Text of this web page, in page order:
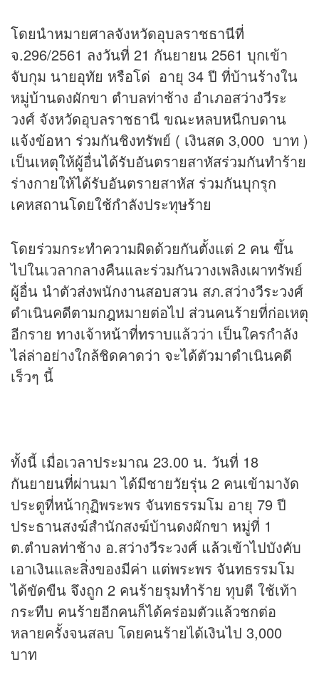
โดยนำหมายศาลจังหวัดอุบลราชธานีที่
จ.296/2561 ลงวันที่ 21 กันยายน 2561 บุกเข้า
จับกุม นายอุทัย หรือโด่ อายุ 34 ปี ที่บ้านร้างใน
หมู่บ้านดงผักขา ตำบลท่าช้าง อำเภอสว่างวีระ
วงศ์ จังหวัดอุบลราชธานี ขณะหลบหนีกบดาน
แจ้งข้อหา ร่วมกันชิงทรัพย์ ( เงินสด 3,000 บาท )
เป็นเหตุให้ผู้อื่นได้รับอันตรายสาหัสร่วมกันทำร้าย
ร่างกายให้ได้รับอันตรายสาหัส ร่วมกันบุกรุก
เคหสถานโดยใช้กำลังประทุษร้าย
โดยร่วมกระทำความผิดด้วยกันตั้งแต่ 2 คน ขึ้น
ไปในเวลากลางคืนและร่วมกันวางเพลิงเผาทรัพย์
ผู้อื่น นำตัวส่งพนักงานสอบสวน สภ.สว่างวีระวงศ์
ดำเนินคดีตามกฎหมายต่อไป ส่วนคนร้ายที่ก่อเหตุ
อีกราย ทางเจ้าหน้าที่ทราบแล้วว่า เป็นใครกำลัง
ไล่ล่าอย่างใกล้ชิดคาดว่า จะได้ตัวมาดำเนินคดี
เร็วๆ นี้
ทั้งนี้ เมื่อเวลาประมาณ 23.00 น. วันที่ 18
กันยายนที่ผ่านมา ได้มีชายวัยรุ่น 2 คนเข้ามางัด
ประตูที่หน้ากุฏิพระพร จันทธรรมโม อายุ 79 ปี
ประธานสงฆ์สำนักสงฆ์บ้านดงผักขา หมู่ที่ 1
ต.ตำบลท่าช้าง อ.สว่างวีระวงศ์ แล้วเข้าไปบังคับ
เอาเงินและสิ่งของมีค่า แต่พระพร จันทธรรมโม
ได้ขัดขืน จึงถูก 2 คนร้ายรุมทำร้าย ทุบตี ใช้เท้า
กระทืบ คนร้ายอีกคนก็ได้คร่อมตัวแล้วชกต่อ
หลายครั้งจนสลบ โดยคนร้ายได้เงินไป 3,000
บาท